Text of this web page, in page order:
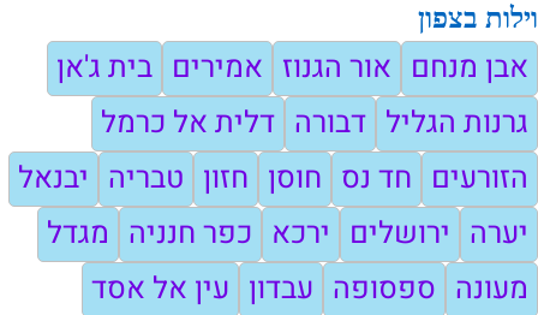
וילות בצפון
אבן מנחם אור הגנוז אמירים בית ג'אן
גרנות הגליל דבורה דלית אל כרמל
הזורעים חד נס חוסן חזון טבריה יבנאל
יערה ירושלים ירכא כפר חנניה מגדל
מעונה ספסופה עבדון עין אל אסד